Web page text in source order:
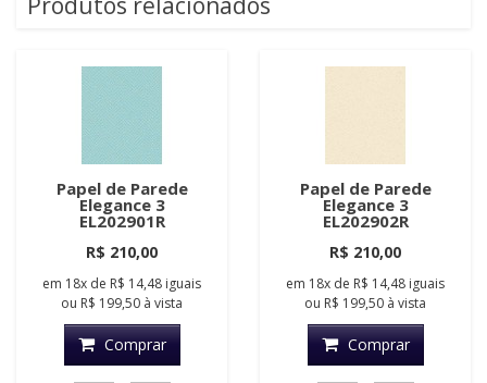
Papel de Parede
Elegance 3
EL202901R
R$ 210,00
em 18x de R$ 14,48 iguais
ou R$ 199,50 à vista
Comprar
Papel de Parede
Elegance 3
EL202902R
R$ 210,00
em 18x de R$ 14,48 iguais
ou R$ 199,50 à vista
Comprar